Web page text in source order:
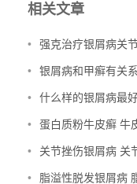
相关文章
• 强克治疗银屑病关
• 银屑病和甲癣有关
• 什么样的银屑病最
• 蛋白质粉牛皮癣 牛
• 关节挫伤银屑病 关
• 脂溢性脱发银屑病